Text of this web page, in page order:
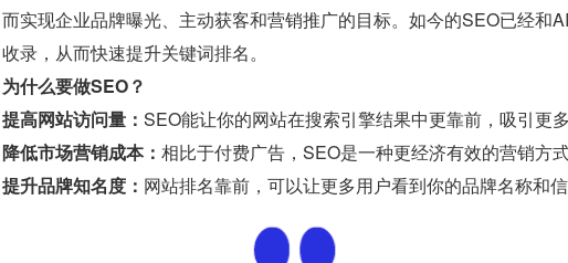
而实现企业品牌曝光、主动获客和营销推广的目标。如今的SEO已经
收录，从而快速提升关键词排名。
为什么要做SEO？
提高网站访问量： SEO能让你的网站在搜索引擎结果中更靠前，吸引更多
降低市场营销成本： 相比于付费广告，SEO是一种更经济有效的营销方式
提升品牌知名度： 网站排名靠前，可以让更多用户看到你的品牌名称和